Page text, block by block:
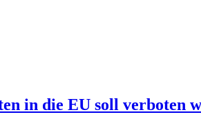
in die EU soll verboten